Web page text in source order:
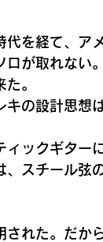
代を経て、ア
ロが取れない
。
キの設計思想
ィックギター
、スチール弦
された。だか